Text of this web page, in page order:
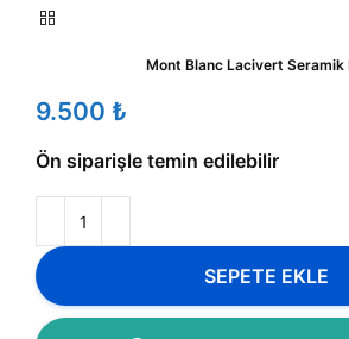
Mont Blanc Lacivert Seramik
₺
Ön siparişle temin edilebilir
SEPETE EKLE